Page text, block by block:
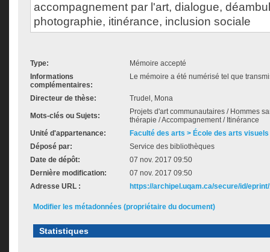
accompagnement par l'art, dialogue,
photographie, itinérance, inclusion sociale
Type:
Mémoire accepté
Informations
complémentaires:
Le mémoire a été numérisé tel que
Directeur de thèse: Trudel, Mona
Mots-clés ou Sujets:
Projets d'art communautaires / Hommes
thérapie / Accompagnement / Itinérance
Unité d'appartenance:
Faculté des arts > École des arts
Déposé par:
Service des bibliothèques
Date de dépôt:
07 nov. 2017 09:50
Dernière modification:
07 nov. 2017 09:50
Adresse URL :
https://archipel.uqam.ca/secure/id/
Modifier les métadonnées (propriétaire du document)
Statistiques